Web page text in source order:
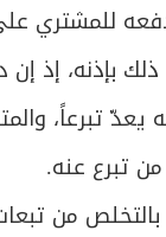
للمشتري
بإذنه، إذ
تبرعاً،
تبرع عنه.
بالتخلص من